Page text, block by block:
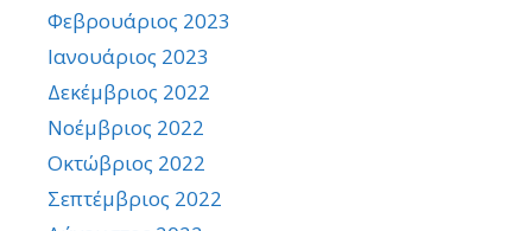
Φεβρουάριος 2023
Ιανουάριος 2023
Δεκέμβριος 2022
Νοέμβριος 2022
Οκτώβριος 2022
Σεπτέμβριος 2022